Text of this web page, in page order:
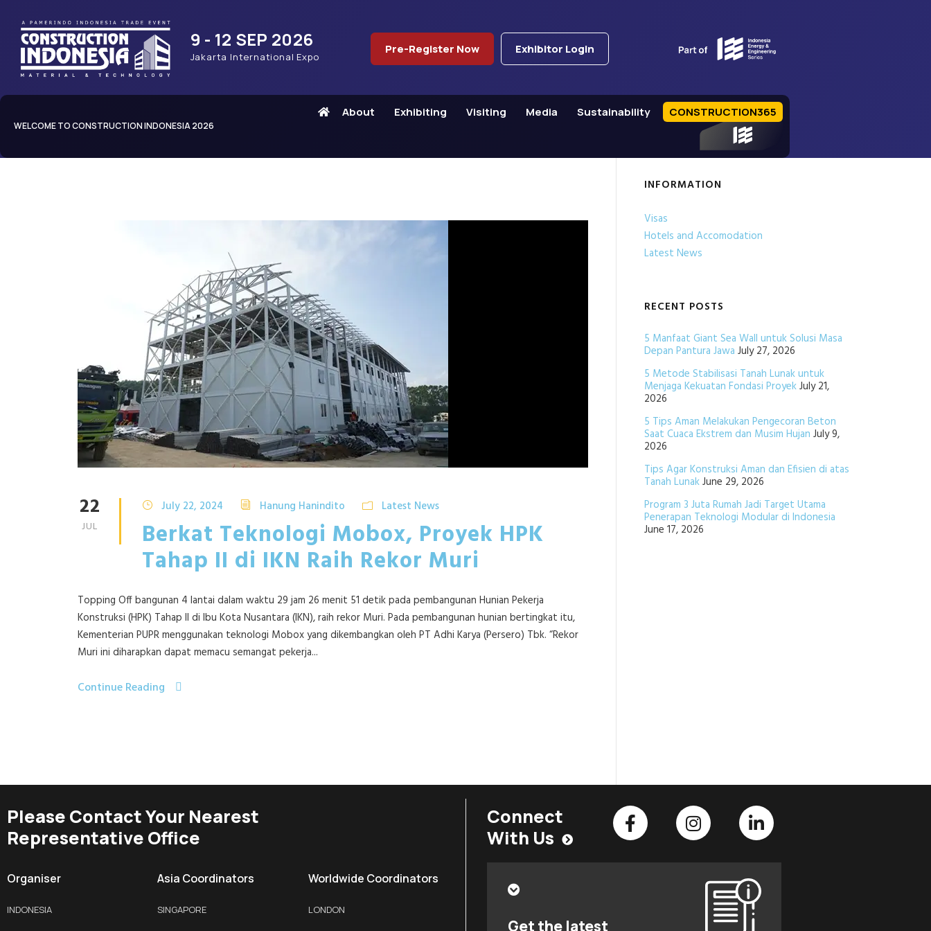
9 - 12 SEP 2026
Jakarta International Expo
Pre-Register Now Exhibitor Login
WELCOME TO CONSTRUCTION INDONESIA 2026
About Exhibiting Visiting Media Sustainability CONSTRUCTION365
22
JUL
July 22, 2024 Hanung Hanindito Latest News
Berkat Teknologi Mobox, Proyek HPK
Tahap II di IKN Raih Rekor Muri
Topping Off bangunan 4 lantai dalam waktu 29 jam 26 menit 51 detik pada pembangunan Hunian Pekerja
Konstruksi (HPK) Tahap II di Ibu Kota Nusantara (IKN), raih rekor Muri. Pada pembangunan hunian bertingkat itu,
Kementerian PUPR menggunakan teknologi Mobox yang dikembangkan oleh PT Adhi Karya (Persero) Tbk. “Rekor
Muri ini diharapkan dapat memacu semangat pekerja...
Continue Reading
INFORMATION
Visas
Hotels and Accomodation
Latest News
RECENT POSTS
5 Manfaat Giant Sea Wall untuk Solusi Masa
Depan Pantura Jawa July 27, 2026
5 Metode Stabilisasi Tanah Lunak untuk
Menjaga Kekuatan Fondasi ProyekJuly 21,
2026
5 Tips Aman Melakukan Pengecoran Beton
Saat Cuaca Ekstrem dan Musim Hujan July 9,
2026
Tips Agar Konstruksi Aman dan Efisien di atas
Tanah LunakJune 29, 2026
Program 3 Juta Rumah Jadi Target Utama
Penerapan Teknologi Modular di Indonesia
June 17, 2026
Please Contact Your Nearest
Representative Office
Organiser
INDONESIA
Asia Coordinators
SINGAPORE
Worldwide Coordinators
LONDON
Connect
With Us
Get the latest